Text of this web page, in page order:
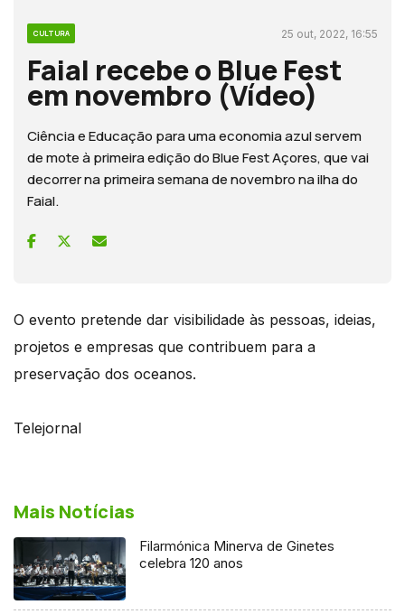
CULTURA 25 out, 2022, 16:55
Faial recebe o Blue Fest
em novembro (Vídeo)
Ciência e Educação para uma economia azul servem
de mote à primeira edição do Blue Fest Açores, que vai
decorrer na primeira semana de novembro na ilha do
Faial.
O evento pretende dar visibilidade às pessoas, ideias,
projetos e empresas que contribuem para a
preservação dos oceanos.
Telejornal
Mais Notícias
Filarmónica Minerva de Ginetes
celebra 120 anos